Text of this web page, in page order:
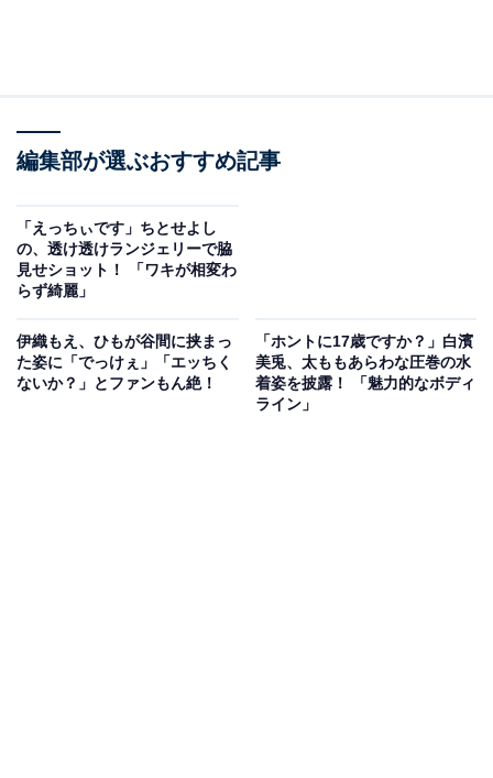
編集部が選ぶおすすめ記事
「えっちぃです」ちとせよし
の、透け透けランジェリーで脇
見せショット！ 「ワキが相変わ
らず綺麗」
伊織もえ、ひもが谷間に挟まっ
た姿に「でっけぇ」「エッちく
ないか？」とファンもん絶！
「ホントに17歳ですか？」白濱
美兎、太ももあらわな圧巻の水
着姿を披露！ 「魅力的なボディ
ライン」